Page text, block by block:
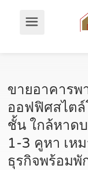
ขายอาคาร
ออฟฟิศสไตล์
ชั้น ใกล้หาด
1-3 คูหา เห
ธุรกิจพร้อมพั